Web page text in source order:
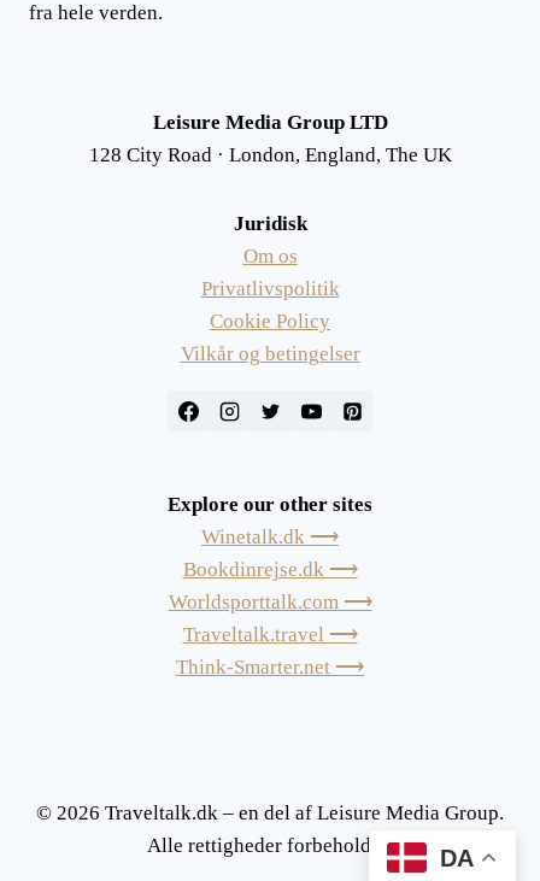
fra hele verden.
Leisure Media Group LTD
128 City Road · London, England, The UK
Juridisk
Om os
Privatlivspolitik
Cookie Policy
Vilkår og betingelser
Explore our other sites
Winetalk.dk ⟶
Bookdinrejse.dk ⟶
Worldsporttalk.com ⟶
Traveltalk.travel ⟶
Think-Smarter.net ⟶
© 2026 Traveltalk.dk – en del af Leisure Media Group.
Alle rettigheder forbeholdes.
DA